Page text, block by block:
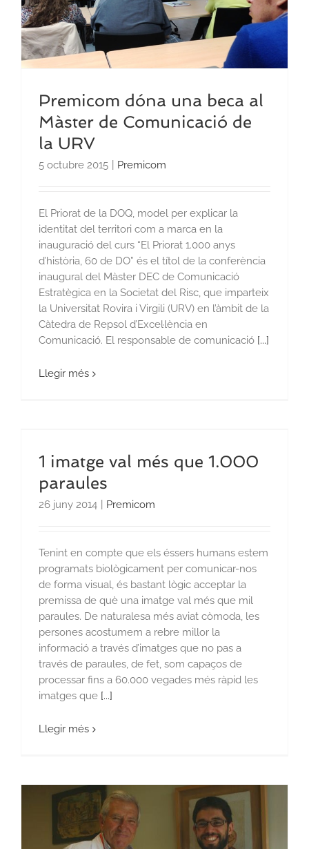
Premicom dóna una beca al
Màster de Comunicació de
la URV
5 octubre 2015 Premicom
El Priorat de la DOQ, model per explicar la
identitat del territori com a marca en la
inauguració del curs “El Priorat 1.000 anys
d’història, 60 de DO” és el títol de la conferència
inaugural del Màster DEC de Comunicació
Estratègica en la Societat del Risc, que imparteix
la Universitat Rovira i Virgili (URV) en l’àmbit de la
Càtedra de Repsol d’Excel·lència en
Comunicació. El responsable de comunicació [...]
Llegir més
1 imatge val més que 1.000
paraules
26 juny 2014 Premicom
Tenint en compte que els éssers humans estem
programats biològicament per comunicar-nos
de forma visual, és bastant lògic acceptar la
premissa de què una imatge val més que mil
paraules. De naturalesa més aviat còmoda, les
persones acostumem a rebre millor la
informació a través d’imatges que no pas a
través de paraules, de fet, som capaços de
processar fins a 60.000 vegades més ràpid les
imatges que [...]
Llegir més